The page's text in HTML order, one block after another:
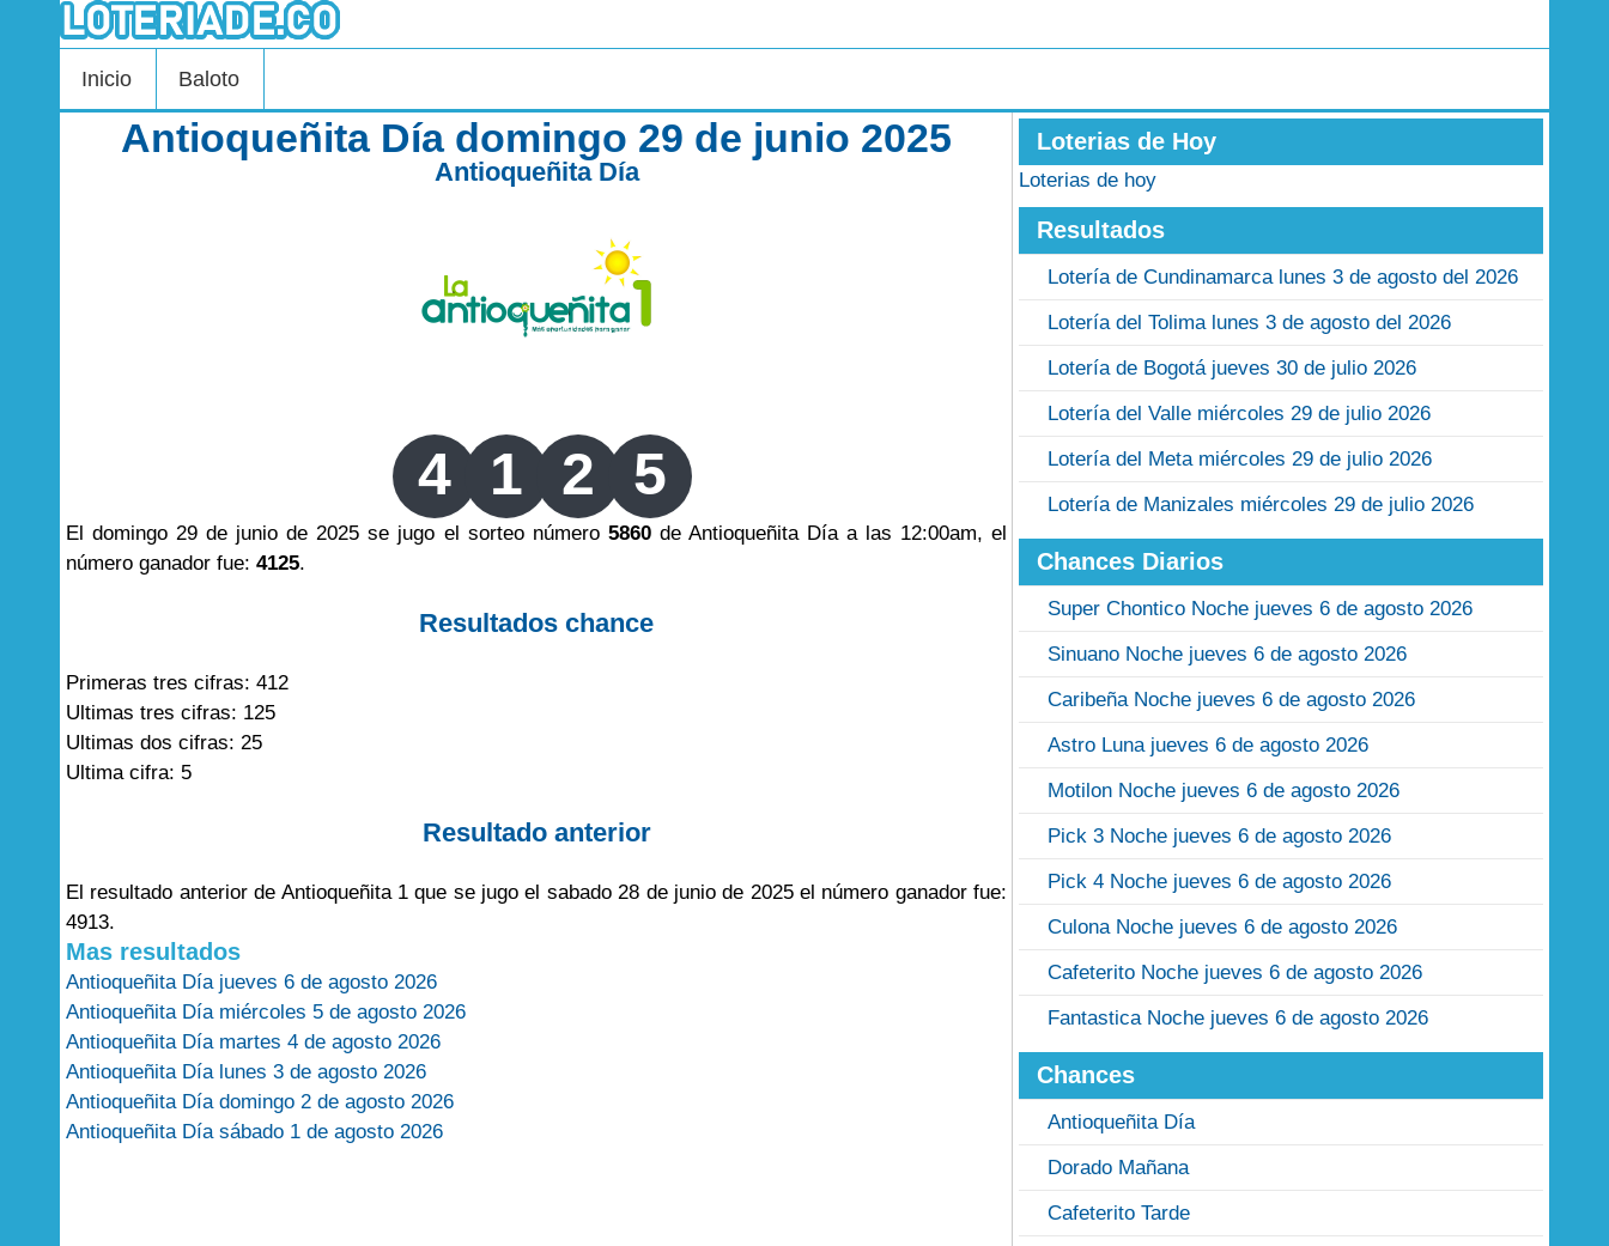
Inicio Baloto
Antioqueñita Día domingo 29 de junio 2025
Antioqueñita Día
4 1 2 5
El domingo 29 de junio de 2025 se jugo el sorteo número 5860de Antioqueñita Día a las 12:00am, el
número ganador fue: 4125.
Resultados chance
Primeras tres cifras: 412
Ultimas tres cifras: 125
Ultimas dos cifras: 25
Ultima cifra: 5
Resultado anterior
El resultado anterior de Antioqueñita 1 que se jugo el sabado 28 de junio de 2025 el número ganador fue:
4913.
Mas resultados
Antioqueñita Día jueves 6 de agosto 2026
Antioqueñita Día miércoles 5 de agosto 2026
Antioqueñita Día martes 4 de agosto 2026
Antioqueñita Día lunes 3 de agosto 2026
Antioqueñita Día domingo 2 de agosto 2026
Antioqueñita Día sábado 1 de agosto 2026
Loterias de Hoy
Loterias de hoy
Resultados
Lotería de Cundinamarca lunes 3 de agosto del 2026
Lotería del Tolima lunes 3 de agosto del 2026
Lotería de Bogotá jueves 30 de julio 2026
Lotería del Valle miércoles 29 de julio 2026
Lotería del Meta miércoles 29 de julio 2026
Lotería de Manizales miércoles 29 de julio 2026
Chances Diarios
Super Chontico Noche jueves 6 de agosto 2026
Sinuano Noche jueves 6 de agosto 2026
Caribeña Noche jueves 6 de agosto 2026
Astro Luna jueves 6 de agosto 2026
Motilon Noche jueves 6 de agosto 2026
Pick 3 Noche jueves 6 de agosto 2026
Pick 4 Noche jueves 6 de agosto 2026
Culona Noche jueves 6 de agosto 2026
Cafeterito Noche jueves 6 de agosto 2026
Fantastica Noche jueves 6 de agosto 2026
Chances
Antioqueñita Día
Dorado Mañana
Cafeterito Tarde